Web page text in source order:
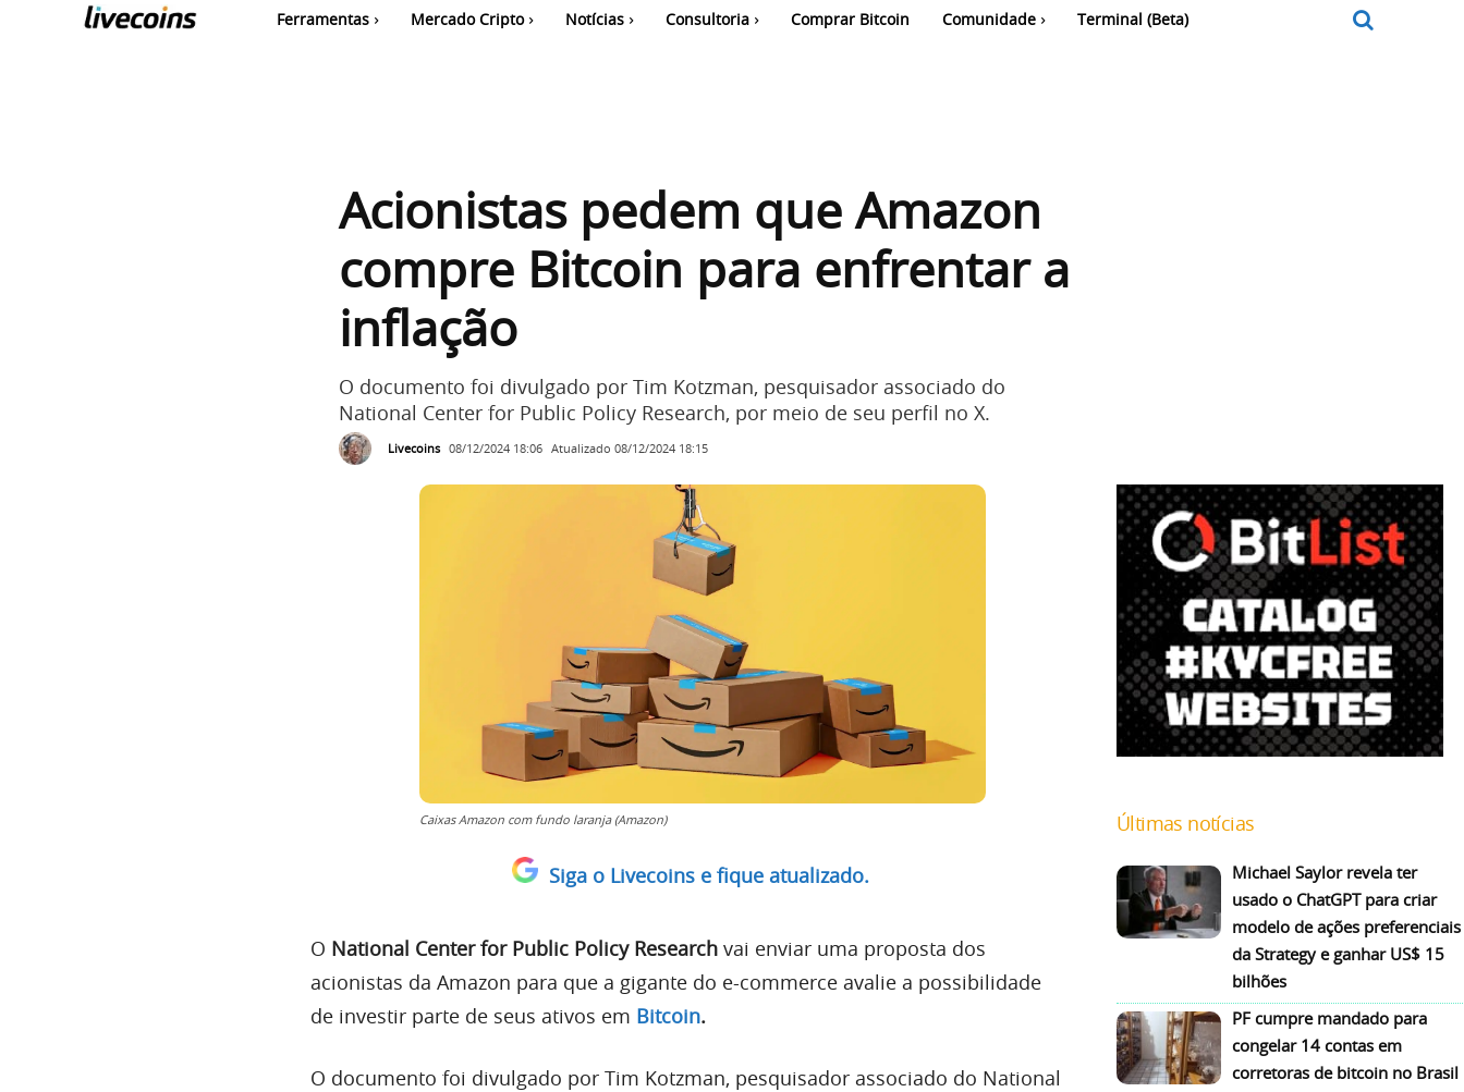
Ferramentas Mercado Cripto Notícias Consultoria Comprar Bitcoin Comunidade Terminal (Beta)
Acionistas pedem que Amazon
compre Bitcoin para enfrentar a
inflação
O documento foi divulgado por Tim Kotzman, pesquisador associado do
National Center for Public Policy Research, por meio de seu perfil no X.
Livecoins 08/12/2024 18:06 Atualizado 08/12/2024 18:15
Caixas Amazon com fundo laranja (Amazon)
Siga o Livecoins e fique atualizado.
O National Center for Public Policy Research vai enviar uma proposta dos
acionistas da Amazon para que a gigante do e-commerce avalie a possibilidade
de investir parte de seus ativos em Bitcoin.
O documento foi divulgado por Tim Kotzman, pesquisador associado do National
Últimas notícias
Michael Saylor revela ter
usado o ChatGPT para criar
modelo de ações preferenciais
da Strategy e ganhar US$ 15
bilhões
PF cumpre mandado para
congelar 14 contas em
corretoras de bitcoin no Brasil